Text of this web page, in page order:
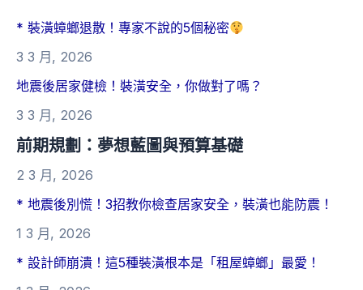
* 裝潢蟑螂退散！專家不說的5個秘密
3 3 月, 2026
地震後居家健檢！裝潢安全，你做對了嗎？
3 3 月, 2026
前期規劃：夢想藍圖與預算基礎
2 3 月, 2026
* 地震後別慌！3招教你檢查居家安全，裝潢也能防震！
1 3 月, 2026
* 設計師崩潰！這5種裝潢根本是「租屋蟑螂」最愛！